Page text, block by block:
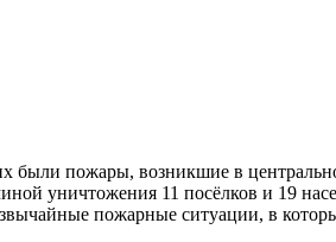
были пожары, возникшие в
уничтожения 11 посёлков и 19
пожарные ситуации, в